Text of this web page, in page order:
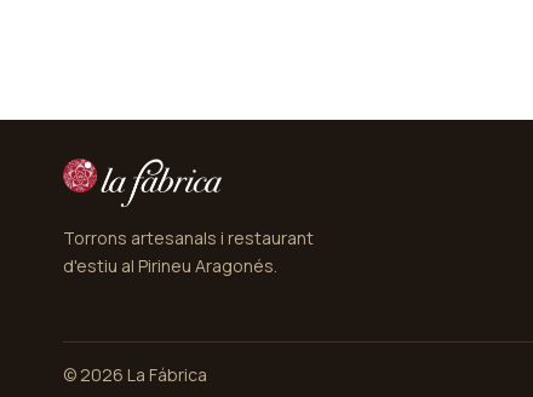
Torrons artesanals i restaurant
d'estiu al Pirineu Aragonés.
© 2026 La Fábrica